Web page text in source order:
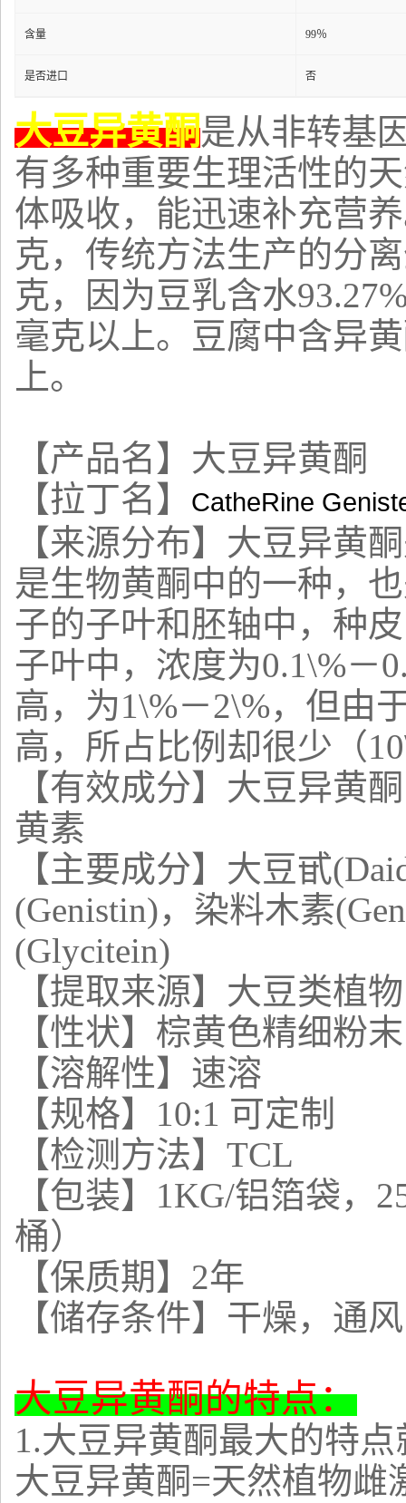
含量 99％
是否进口 否
大豆异黄酮是从非转基
有多种重要生理活性的
体吸收，能迅速补充营
克，传统方法生产的分
克，因为豆乳含水
毫克以上。豆腐中含异
上。
【产品名】大豆异黄酮
【拉丁名】
CatheRine
【来源分布】 大豆异黄酮
是生物黄酮中的一种，
子的子叶和胚轴中，种
子叶中，浓度为0.1\%－
高，为1\%－2\%，但由
高，所占比例却很少（
【有效成分】大豆异黄
黄素
【主要成分】大豆甙
(Genistin)，染料木素
(Glycitein)
【提取来源】大豆类植
【性状】棕黄色精细粉末
【溶解性】速溶
【规格】 10:1 可定制
【检测方法】 TCL
【包装】 1KG/铝箔袋，
桶）
【保质期】 2年
【储存条件】干燥，通
大豆异黄酮的特点：
1.大豆异黄酮最大的特
大豆异黄酮=天然植物雌